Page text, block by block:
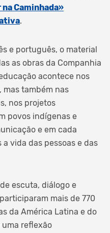
na Caminhada»
.
e português, o material
as obras da Companhia
acontece nos
mas também nas
nos projetos
povos indígenas e
e em cada
vida das pessoas e das
escuta, diálogo e
mais de 770
da América Latina e do
reflexão